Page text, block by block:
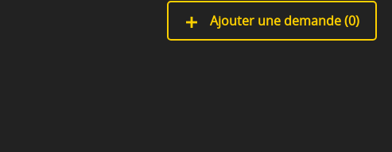
Ajouter une demande (0)